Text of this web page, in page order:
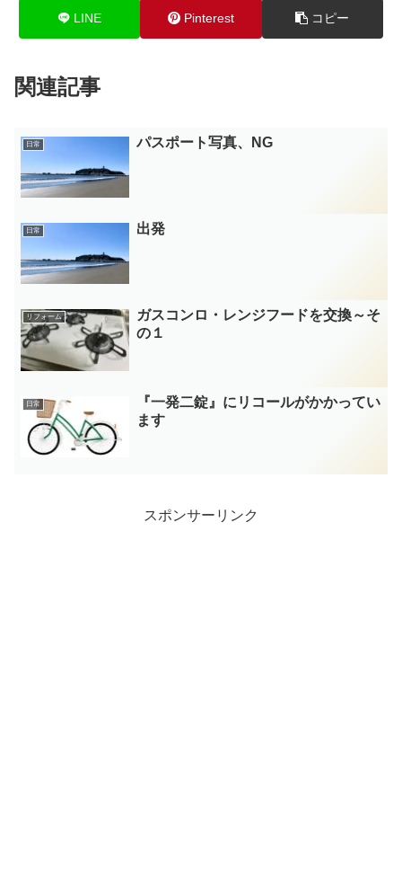
LINE Pinterest コピー
関連記事
日常 パスポート写真、NG
日常 出発
リフォーム
ガスコンロ・レンジフードを交換～そ
の１
日常
『一発二錠』にリコールがかかってい
ます
スポンサーリンク